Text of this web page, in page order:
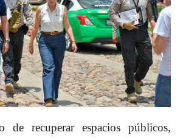
recuperar espacios públicos,